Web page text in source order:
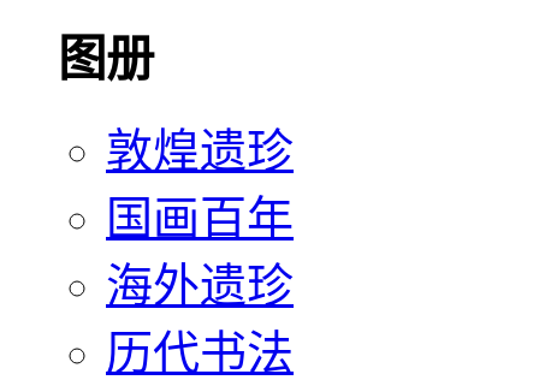
图册
敦煌遗珍
国画百年
海外遗珍
历代书法